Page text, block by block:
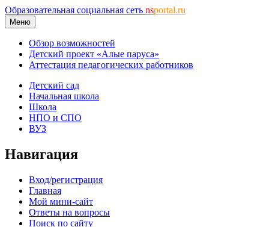
Образовательная социальная сеть nsportal.ru
Меню
Обзор возможностей
Детский проект «Алые паруса»
Аттестация педагогических работников
Детский сад
Начальная школа
Школа
НПО и СПО
ВУЗ
Навигация
Вход/регистрация
Главная
Мой мини-сайт
Ответы на вопросы
Поиск по сайту